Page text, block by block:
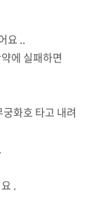
요 ..
에 실패하면
화호 타고 내려
.